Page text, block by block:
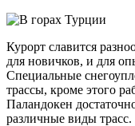
Курорт славится
для новичков, и для
Специальные
трассы, кроме этого
Паландокен
различные виды трасс.